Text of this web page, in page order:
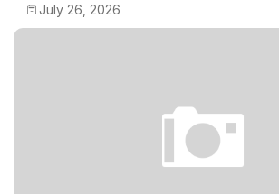
July 26, 2026